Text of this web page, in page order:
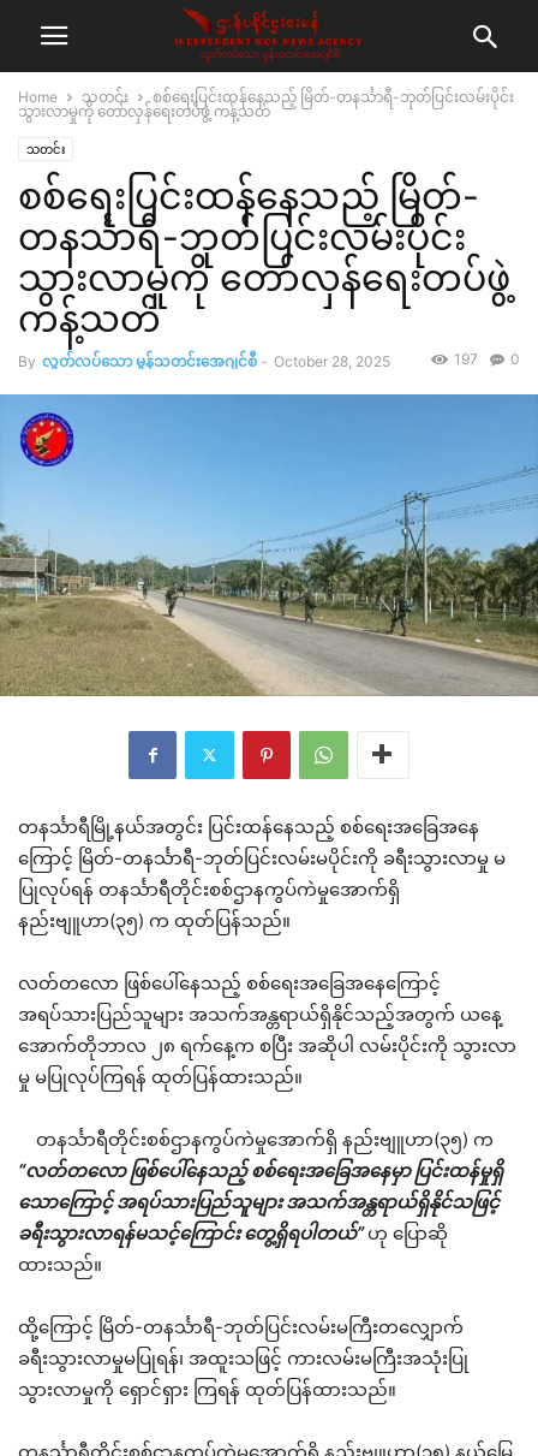
Home သတင်း
စစ်ရေးပြင်းထန်နေသည့် မြိတ်-တနင်္သာရီ-ဘုတ်ပြင်းလမ်းပိုင်း
သွားလာမှုကို တော်လှန်ရေးတပ်ဖွဲ့ ကန့်သတ်
သတင်း
စစ်ရေးပြင်းထန်နေသည့် မြိတ်-
တနင်္သာရီ-ဘုတ်ပြင်းလမ်းပိုင်း
သွားလာမှုကို တော်လှန်ရေးတပ်ဖွဲ့
ကန့်သတ်
By လွတ်လပ်သော မွန်သတင်းအေဂျင်စီ - October 28, 2025 0
197
တနင်္သာရီမြို့နယ်အတွင်း ပြင်းထန်နေသည့် စစ်ရေးအခြေအနေ
ကြောင့် မြိတ်-တနင်္သာရီ-ဘုတ်ပြင်းလမ်းမပိုင်းကို ခရီးသွားလာမှု မ
ပြုလုပ်ရန် တနင်္သာရီတိုင်းစစ်ဌာနကွပ်ကဲမှုအောက်ရှိ
နည်းဗျူဟာ(၃၅) က ထုတ်ပြန်သည်။
လတ်တလော ဖြစ်ပေါ်နေသည့် စစ်ရေးအခြေအနေကြောင့်
အရပ်သားပြည်သူများ အသက်အန္တရာယ်ရှိနိုင်သည့်အတွက် ယနေ့
အောက်တိုဘာလ ၂၈ ရက်နေ့က စပြီး အဆိုပါ လမ်းပိုင်းကို သွားလာ
မှု မပြုလုပ်ကြရန် ထုတ်ပြန်ထားသည်။
တနင်္သာရီတိုင်းစစ်ဌာနကွပ်ကဲမှုအောက်ရှိ နည်းဗျူဟာ(၃၅) က
“လတ်တလော ဖြစ်ပေါ်နေသည့် စစ်ရေးအခြေအနေမှာ ပြင်းထန်မှုရှိ
သောကြောင့် အရပ်သားပြည်သူများ အသက်အန္တရာယ်ရှိနိုင်သဖြင့်
ခရီးသွားလာရန်မသင့်ကြောင်း တွေ့ရှိရပါတယ်”ဟု ပြောဆို
ထားသည်။
ထို့ကြောင့် မြိတ်-တနင်္သာရီ-ဘုတ်ပြင်းလမ်းမကြီးတလျှောက်
ခရီးသွားလာမှုမပြုရန်၊ အထူးသဖြင့် ကားလမ်းမကြီးအသုံးပြု
သွားလာမှုကို ရှောင်ရှား ကြရန် ထုတ်ပြန်ထားသည်။
တနင်္သာရီတိုင်းစစ်ဌာနကွပ်ကဲမှုအောက်ရှိ နည်းဗျူဟာ(၃၅) နယ်မြေ